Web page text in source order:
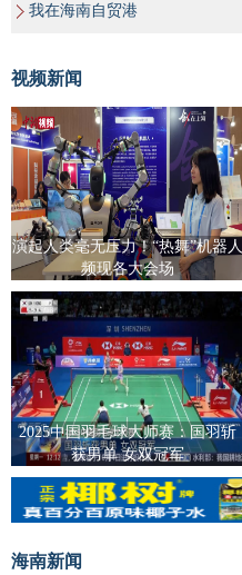
我在海南自贸港
视频新闻
演起人类毫无压力！“热舞”机器人
频现各大会场
2025中国羽毛球大师赛：国羽斩
获男单 女双冠军
海南新闻